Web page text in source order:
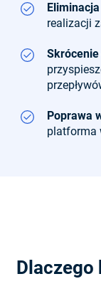
realizacji
Poprawa
platforma
Dlaczego